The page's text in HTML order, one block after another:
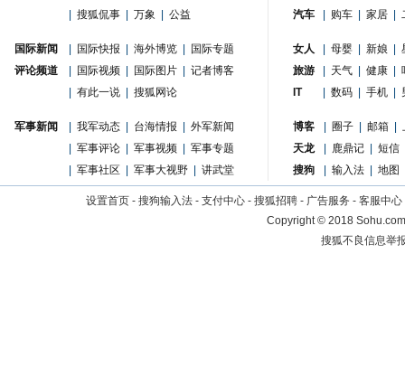
搜狐侃事 万象 公益
国际新闻 国际快报 海外博览
国际专题
国际视频 国际图片 记者博客
评论频道
有此一说 搜狐网论
军事新闻 我军动态 台海情报
外军新闻
军事评论 军事视频
军事专题
军事社区 军事大视野 讲武堂
汽车
购车 家居
女人 母婴 新娘
旅游
天气 健康
IT
数码 手机
博客 圈子 邮箱
天龙
鹿鼎记
短信
搜狗
输入法 地图
设置首页 - 搜狗输入法 - 支付中心 - 搜狐招聘 - 广告服务 - 客服中心
Copyright©2018
搜狐不良信息举